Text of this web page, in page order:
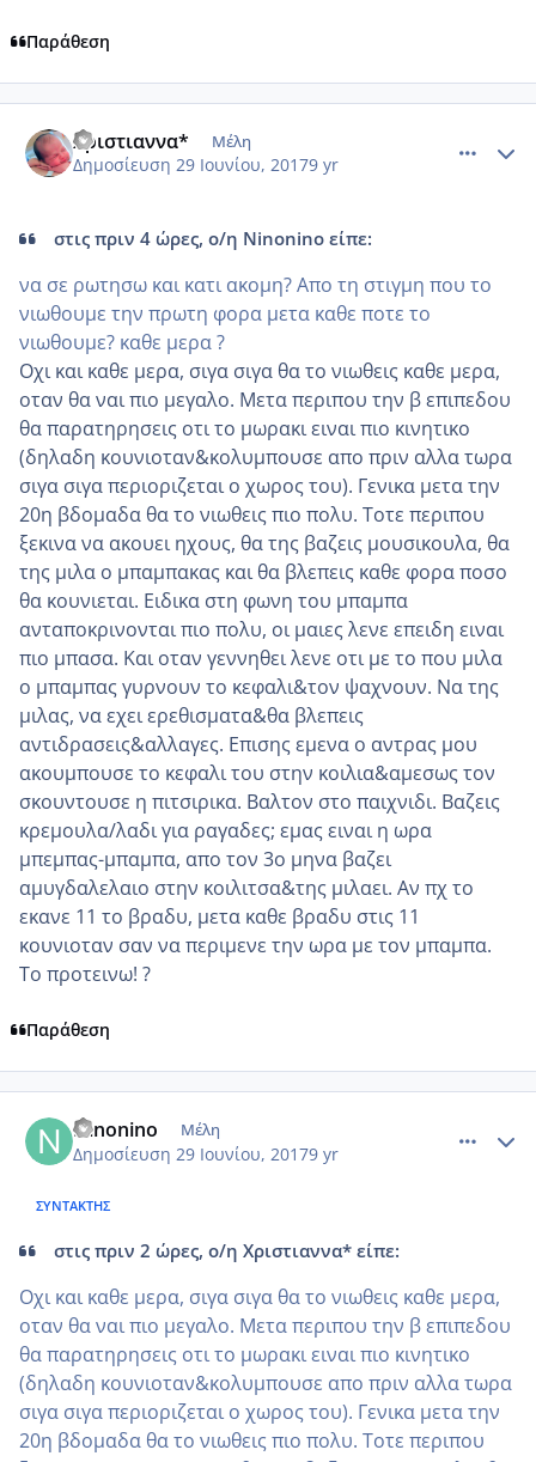
Παράθεση
Χριστιαννα* Μέλη
Δημοσίευση 29 Ιουνίου, 20179 yr
στις πριν 4 ώρες, ο/η Ninonino είπε:
να σε ρωτησω και κατι ακομη? Απο τη στιγμη που το
νιωθουμε την πρωτη φορα μετα καθε ποτε το
νιωθουμε? καθε μερα ?
Οχι και καθε μερα, σιγα σιγα θα το νιωθεις καθε μερα,
οταν θα ναι πιο μεγαλο. Μετα περιπου την β επιπεδου
θα παρατηρησεις οτι το μωρακι ειναι πιο κινητικο
(δηλαδη κουνιοταν&κολυμπουσε απο πριν αλλα τωρα
σιγα σιγα περιοριζεται ο χωρος του). Γενικα μετα την
20η βδομαδα θα το νιωθεις πιο πολυ. Τοτε περιπου
ξεκινα να ακουει ηχους, θα της βαζεις μουσικουλα, θα
της μιλα ο μπαμπακας και θα βλεπεις καθε φορα ποσο
θα κουνιεται. Ειδικα στη φωνη του μπαμπα
ανταποκρινονται πιο πολυ, οι μαιες λενε επειδη ειναι
πιο μπασα. Και οταν γεννηθει λενε οτι με το που μιλα
ο μπαμπας γυρνουν το κεφαλι&τον ψαχνουν. Να της
μιλας, να εχει ερεθισματα&θα βλεπεις
αντιδρασεις&αλλαγες. Επισης εμενα ο αντρας μου
ακουμπουσε το κεφαλι του στην κοιλια&αμεσως τον
σκουντουσε η πιτσιρικα. Βαλτον στο παιχνιδι. Βαζεις
κρεμουλα/λαδι για ραγαδες; εμας ειναι η ωρα
μπεμπας-μπαμπα, απο τον 3ο μηνα βαζει
αμυγδαλελαιο στην κοιλιτσα&της μιλαει. Αν πχ το
εκανε 11 το βραδυ, μετα καθε βραδυ στις 11
κουνιοταν σαν να περιμενε την ωρα με τον μπαμπα.
Το προτεινω! ?
Παράθεση
Ninonino Μέλη
Δημοσίευση 29 Ιουνίου, 20179 yr
ΣΥΝΤΆΚΤΗΣ
στις πριν 2 ώρες, ο/η Χριστιαννα* είπε:
Οχι και καθε μερα, σιγα σιγα θα το νιωθεις καθε μερα,
οταν θα ναι πιο μεγαλο. Μετα περιπου την β επιπεδου
θα παρατηρησεις οτι το μωρακι ειναι πιο κινητικο
(δηλαδη κουνιοταν&κολυμπουσε απο πριν αλλα τωρα
σιγα σιγα περιοριζεται ο χωρος του). Γενικα μετα την
20η βδομαδα θα το νιωθεις πιο πολυ. Τοτε περιπου